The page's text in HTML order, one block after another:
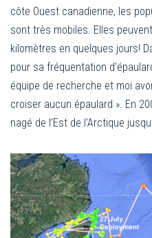
côte Ouest canadienne, les
sont très mobiles. Elles
kilomètres en quelques jours!
pour sa fréquentation
équipe de recherche et moi
croiser aucun épaulard ». En
nagé de l’Est de l’Arctique